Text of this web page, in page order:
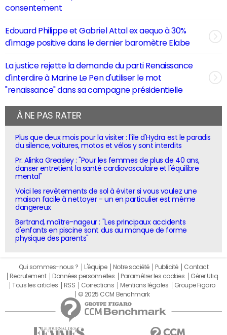
consentement
Edouard Philippe et Gabriel Attal ex aequo à 30%
d'image positive dans le dernier baromètre Elabe
La justice rejette la demande du parti Renaissance
d'interdire à Marine Le Pen d'utiliser le mot
"renaissance" dans sa campagne présidentielle
À NE PAS RATER
Plus que deux mois pour la visiter : l'île d'Hydra est le paradis
du silence, voitures, motos et vélos y sont interdits
Pr. Alinka Greasley : "Pour les femmes de plus de 40 ans,
danser entretient la santé cardiovasculaire et l'équilibre
mental"
Voici les revêtements de sol à éviter si vous voulez une
maison facile à nettoyer - un en particulier est même
dangereux
Bertrand, maître-nageur : "Les principaux accidents
d'enfants en piscine sont dus au manque de forme
physique des parents"
Qui sommes-nous ? L'équipe Notre société Publicité
Contact
Recrutement
Données personnelles Paramétrer les cookies
Gérer Utiq
Tous les articles
RSS Corrections Mentions légales
Groupe Figaro
© 2025 CCM Benchmark